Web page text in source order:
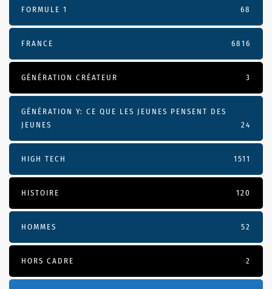
FORMULE 1 68
FRANCE 6816
GÉNÉRATION CRÉATEUR 3
GÉNÉRATION Y: CE QUE LES JEUNES PENSENT DES
JEUNES
24
HIGH TECH 1511
HISTOIRE 120
HOMMES 52
HORS CADRE 2